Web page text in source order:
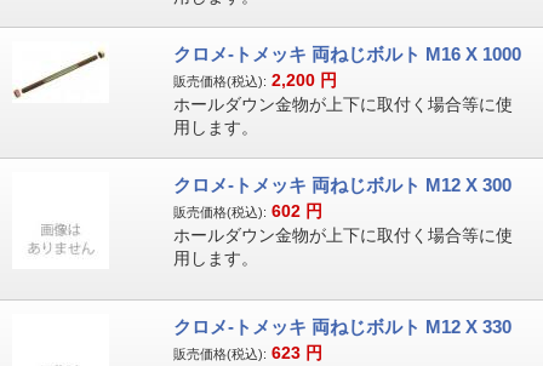
クロメ-トメッキ 両ねじボルト M16 X 1000
販売価格(税込): 2,200 円
ホールダウン金物が上下に取付く場合等に使
用します。
クロメ-トメッキ 両ねじボルト M12 X 300
販売価格(税込): 602 円
ホールダウン金物が上下に取付く場合等に使
用します。
クロメ-トメッキ 両ねじボルト M12 X 330
販売価格(税込): 623 円